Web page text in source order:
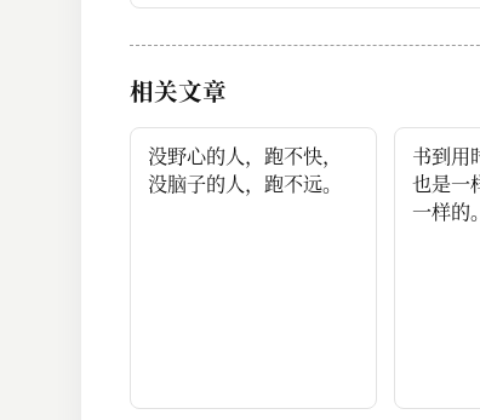
相关文章
没野心的人，跑不快，
没脑子的人，跑不远。
书到用
也是一
一样的。